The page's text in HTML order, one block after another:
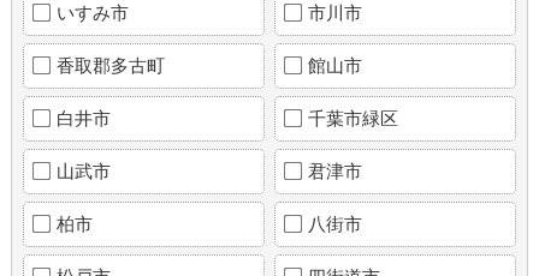
いすみ市 市川市
香取郡多古町 館山市
白井市 千葉市緑区
山武市 君津市
柏市 八街市